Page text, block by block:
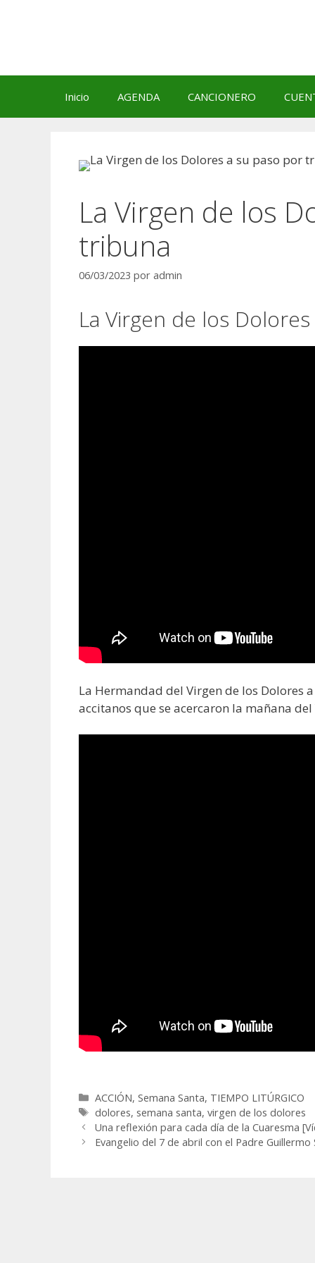
Inicio AGENDA CANCIONERO
La Virgen de los
tribuna
06/03/2023 por admin
La Virgen de los
La Hermandad del Virgen de los Dolores
accitanos que se acercaron la mañana
Categorías
ACCIÓN,Semana Santa, TIEMPO LITÚRGICO
Etiquetas
dolores, semana santa,virgen de los dolores
Una reflexión para cada día de la Cuaresma
Evangelio del 7 de abril con el Padre Guillermo